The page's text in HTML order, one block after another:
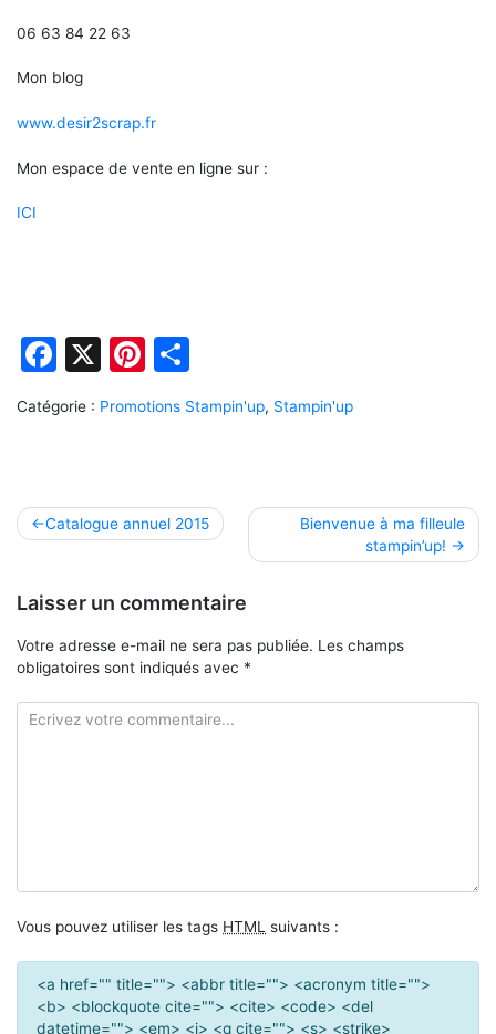
06 63 84 22 63
Mon blog
www.desir2scrap.fr
Mon espace de vente en ligne sur :
ICI
Facebook
X Pinterest
Catégorie : Promotions Stampin'up, Stampin'up
Navigation
l’article
Catalogue annuel 2015
Bienvenue à ma filleule
stampin’up!
Laisser un commentaire
Votre adresse e-mail ne sera pas publiée. Les champs
obligatoires sont indiqués avec *
Vous pouvez utiliser les tags HTML suivants :
<a href="" title=""> <abbr title=""> <acronym title="">
<b> <blockquote cite=""> <cite> <code> <del
datetime=""> <em> <i> <q cite=""> <s> <strike>